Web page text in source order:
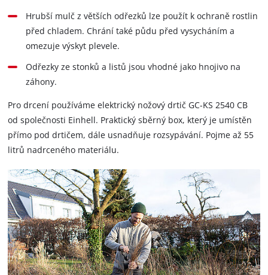
Hrubší mulč z větších odřezků lze použít k ochraně rostlin
před chladem. Chrání také půdu před vysycháním a
omezuje výskyt plevele.
Odřezky ze stonků a listů jsou vhodné jako hnojivo na
záhony.
Pro drcení používáme elektrický nožový drtič GC-KS 2540 CB
od společnosti Einhell. Praktický sběrný box, který je umístěn
přímo pod drtičem, dále usnadňuje rozsypávání. Pojme až 55
litrů nadrceného materiálu.